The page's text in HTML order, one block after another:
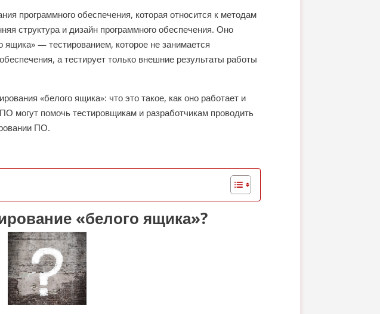
программного обеспечения, которая относится к методам
структура и дизайн программного обеспечения. Оно
ящика» — тестированием, которое не занимается
а тестирует только внешние результаты работы
«белого ящика»: что это такое, как оно работает и
могут помочь тестировщикам и разработчикам проводить
ПО.
«белого ящика»?